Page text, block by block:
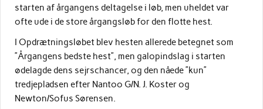
starten af årgangens deltagelse i løb, men uheldet var
ofte ude i de store årgangsløb for den flotte hest.
I Opdrætningsløbet blev hesten allerede betegnet som
”Årgangens bedste hest”, men galopindslag i starten
ødelagde dens sejrschancer, og den nåede ”kun”
tredjepladsen efter Nantoo G/N. J. Koster og
Newton/Sofus Sørensen.